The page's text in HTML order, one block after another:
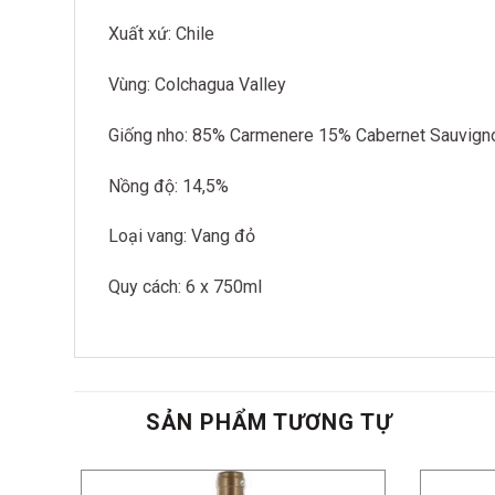
Xuất xứ: Chile
Vùng: Colchagua Valley
Giống nho: 85% Carmenere 15% Cabernet
Nồng độ: 14,5%
Loại vang: Vang đỏ
Quy cách: 6 x 750ml
SẢN PHẨM TƯƠNG TỰ